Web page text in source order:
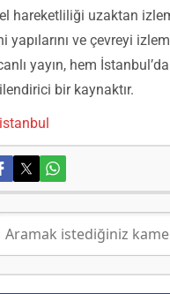
hareketliliği uzaktan
yapılarını ve çevreyi
yayın, hem
bir kaynaktır.